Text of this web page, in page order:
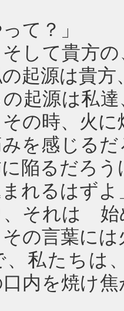
て？」
そして貴方
起源は貴
起源は私達
の時、火
を感じるだ
陥るだろ
れるはずよ
、それは
の言葉に
、私たちは
内を焼け